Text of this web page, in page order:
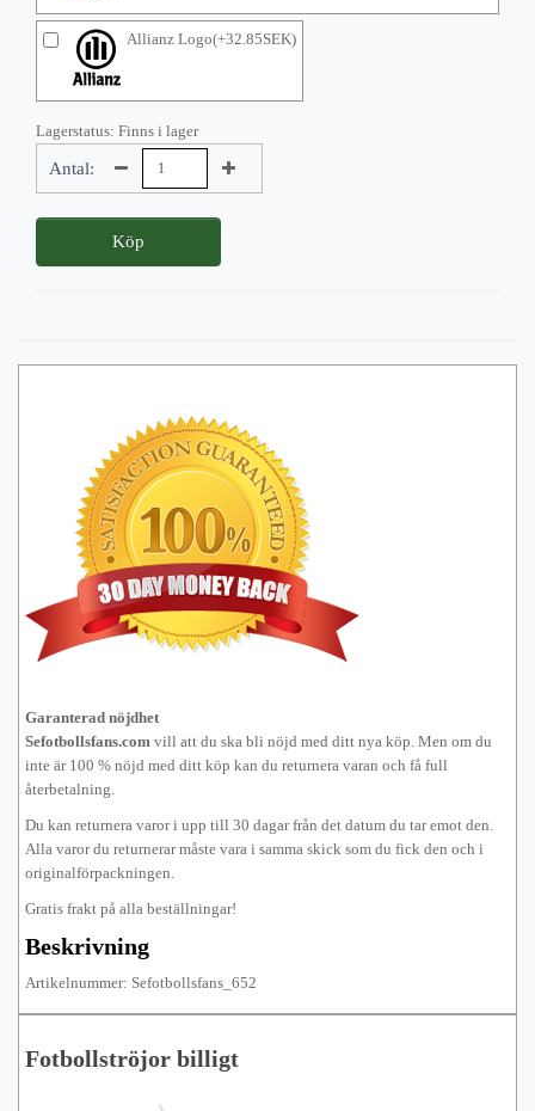
Allianz Logo(+32.85SEK)
Lagerstatus: Finns i lager
Antal:
Köp
Garanterad nöjdhet
Sefotbollsfans.com vill att du ska bli nöjd med ditt nya köp. Men om du
inte är 100 % nöjd med ditt köp kan du returnera varan och få full
återbetalning.
Du kan returnera varor i upp till 30 dagar från det datum du tar emot den.
Alla varor du returnerar måste vara i samma skick som du fick den och i
originalförpackningen.
Gratis frakt på alla beställningar!
Beskrivning
Artikelnummer: Sefotbollsfans_652
Fotbollströjor billigt